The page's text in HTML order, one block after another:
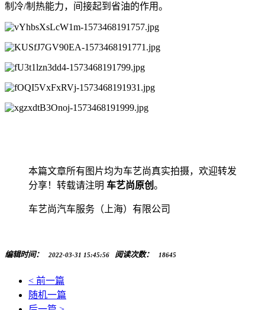
制冷/制热能力，间接起到省油的作用。
本篇文章所有图片均为车艺尚真实拍摄，欢迎转发
分享！转载请注明 车艺尚原创 。
车艺尚汽车服务（上海）有限公司
编辑时间： 2022-03-31 15:45:56 阅读次数： 18645
< 前一篇
随机一篇